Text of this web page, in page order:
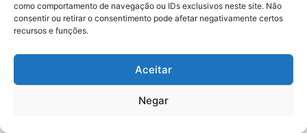
como comportamento de navegação ou IDs exclusivos neste site. Não
consentir ou retirar o consentimento pode afetar negativamente certos
recursos e funções.
Aceitar
Negar
inquérito, indicia homem por furto
e recupera aparelho celular em